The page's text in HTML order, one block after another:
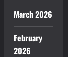
March 2026
February
2026